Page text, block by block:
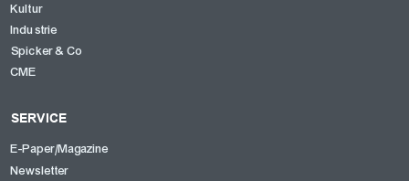
Kultur
Industrie
Spicker & Co
CME
SERVICE
E-Paper/Magazine
Newsletter